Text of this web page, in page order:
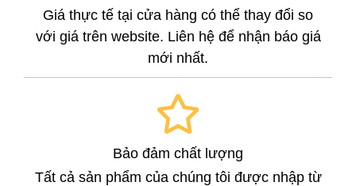
Giá thực tế tại cửa hàng có thể thay đổi so
với giá trên website. Liên hệ để nhận báo giá
mới nhất.
Bảo đảm chất lượng
Tất cả sản phẩm của chúng tôi được nhập từ